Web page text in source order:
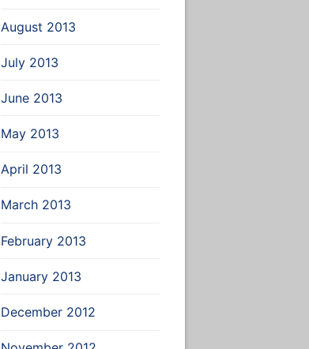
August 2013
July 2013
June 2013
May 2013
April 2013
March 2013
February 2013
January 2013
December 2012